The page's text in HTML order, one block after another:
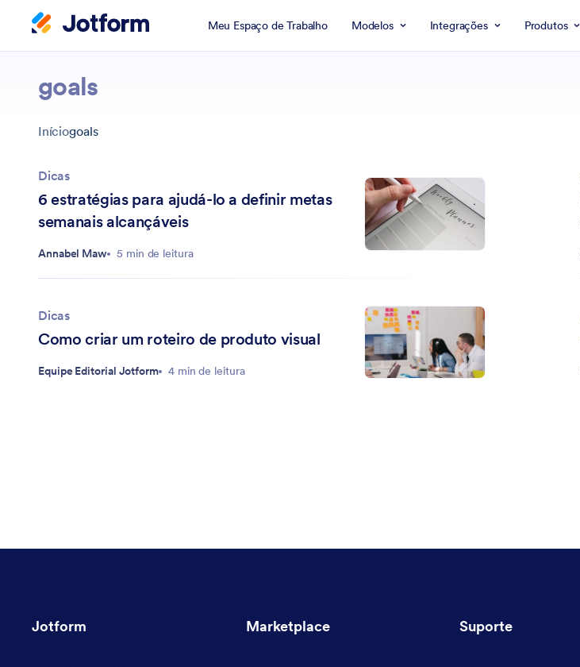
Meu Espaço de Trabalho Modelos Integrações Produtos
goals
Iníciogoals
Dicas
6 estratégias para ajudá-lo a definir metas
semanais alcançáveis
Annabel Maw 5 min de leitura
Dicas
Como criar um roteiro de produto visual
Equipe Editorial Jotform 4 min de leitura
Jotform Marketplace Suporte